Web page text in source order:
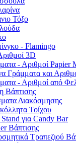
Τόξο
- Flamingo
3D
- Αριθμοί Papier
Γράμματα και
- Αριθμοί από
Βάπτισης
Διακόσμησης
Τοίχου
για Candy Bar
Βάπτισης
Τραπεζιού